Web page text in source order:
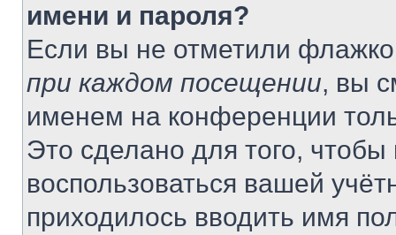
имени и пароля?
Если вы не отметили
при каждом посещении, вы
именем на конференции
Это сделано для того, чтобы
воспользоваться вашей
приходилось вводить имя